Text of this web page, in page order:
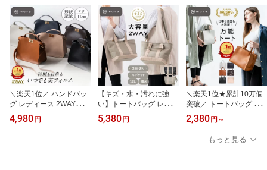
ビー グリーン 30代 40代
50代 60代 誕生日 ギフト
プレゼント MURA
代 60代 旅行 シンプル お
しゃれ 誕生日 ギフト プ
レゼント MURA
れ かっこいい 30代 40代
50代 60代 誕生日 ギフト
プレゼント MURA
＼楽天1位／ ハンドバッ
グ レディース 2WAY【上
品ワンハンドル！型崩れ
しない自立型】 ショルダ
4,980 円
【キズ・水・汚れに強
い】トートバッグ レディ
ース 2way 仕切り スナッ
プボタン 中身が見えない
5,380 円
＼楽天1位★累計10万個
突破／ トートバッグ レ
ディース 小さめ ミニト
ートバッグ 底板付き バ
ッグ 自立 ファスナー付
き カバン 軽量 スクエア
2,380 円 ～
もっと見る